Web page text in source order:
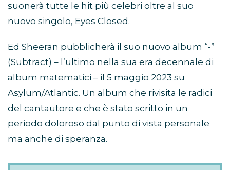
suonerà tutte le hit più celebri oltre al suo
nuovo singolo, Eyes Closed.
Ed Sheeran pubblicherà il suo nuovo album “-”
(Subtract) – l’ultimo nella sua era decennale di
album matematici – il 5 maggio 2023 su
Asylum/Atlantic. Un album che rivisita le radici
del cantautore e che è stato scritto in un
periodo doloroso dal punto di vista personale
ma anche di speranza.